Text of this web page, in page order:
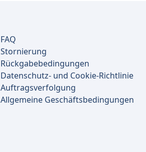
FAQ
Stornierung
Rückgabebedingungen
Datenschutz- und Cookie-Richtlinie
Auftragsverfolgung
Allgemeine Geschäftsbedingungen